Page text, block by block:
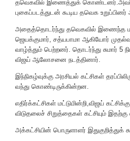
தவெகவில் இணைத்துக்
புகைப்படத்துடன் கூடிய தவெக
அதைத்தொடர்ந்து தவெகவில் இணைந்த
ஜெயக்குமார், சத்யபாமா ஆகியோர்
வாழ்த்தும் பெற்றனர். தொடர்ந்து சுமார் 5
விஜய் ஆலோசனை நடத்தினார்.
இந்நிகழ்வுக்கு அரசியல் கட்சிகள்
வந்து கொண்டிருக்கின்றன.
எதிர்க்கட்சிகள் மட்டுமின்றி,விஜய்
விடுதலைச் சிறுத்தைகள் கட்சியும் இதற்கு
அக்கட்சியின் பொருளாளர் இதுகுறித்துக்